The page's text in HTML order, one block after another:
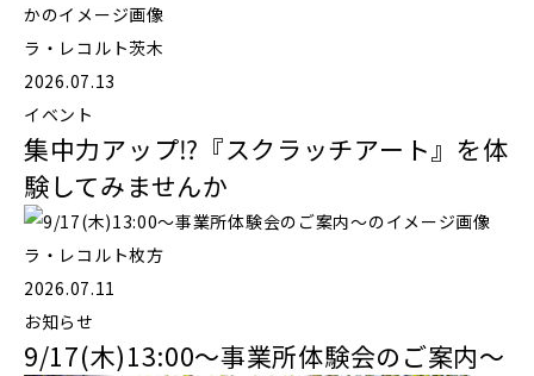
ラ・レコルト茨木
2026.07.13
イベント
集中力アップ⁉️『スクラッチアート』を体
験してみませんか
ラ・レコルト枚方
2026.07.11
お知らせ
9/17(木)13:00～事業所体験会のご案内～